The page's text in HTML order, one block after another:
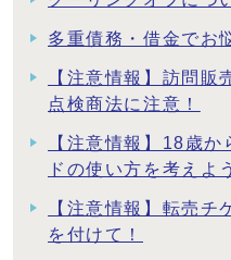
多重債務・借金でお
【注意情報】訪問販
点検商法に注意！
【注意情報】18歳
ドの使い方を考えよう
【注意情報】転売チ
を付けて！